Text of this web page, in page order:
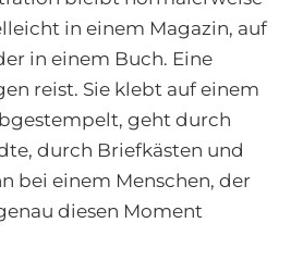
in einem Magazin, auf
in einem Buch. Eine
reist. Sie klebt auf einem
geht durch
durch Briefkästen und
bei einem Menschen, der
diesen Moment